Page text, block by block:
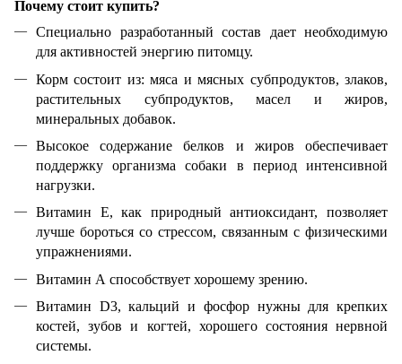
Почему стоит купить?
Специально разработанный состав дает необходимую
для активностей энергию питомцу.
Корм состоит из: мяса и мясных субпродуктов, злаков,
растительных субпродуктов, масел и жиров,
минеральных добавок.
Высокое содержание белков и жиров обеспечивает
поддержку организма собаки в период интенсивной
нагрузки.
Витамин Е, как природный антиоксидант, позволяет
лучше бороться со стрессом, связанным с физическими
упражнениями.
Витамин А способствует хорошему зрению.
Витамин D3, кальций и фосфор нужны для крепких
костей, зубов и когтей, хорошего состояния нервной
системы.